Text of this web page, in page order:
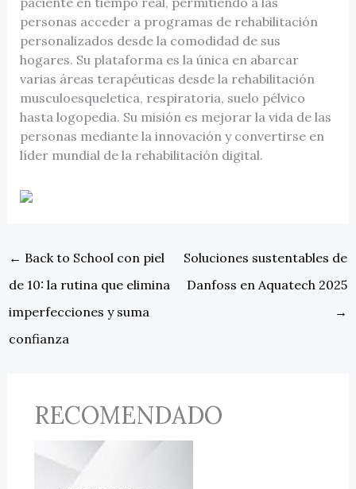
personas acceder a programas de rehabilitación
personalizados desde la comodidad de sus
hogares. Su plataforma es la única en abarcar
varias áreas terapéuticas desde la rehabilitación
musculoesqueletica, respiratoria, suelo pélvico
hasta logopedia. Su misión es mejorar la vida de las
personas mediante la innovación y convertirse en
líder mundial de la rehabilitación digital.
← Back to School con piel
de 10: la rutina que elimina
imperfecciones y suma
confianza
Soluciones sustentables de
Danfoss en Aquatech 2025
→
RECOMENDADO